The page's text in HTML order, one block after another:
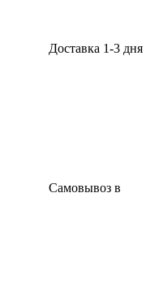
Доставка 1-3 дня
Самовывоз в